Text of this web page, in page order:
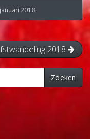
2018
2018
Zoeken